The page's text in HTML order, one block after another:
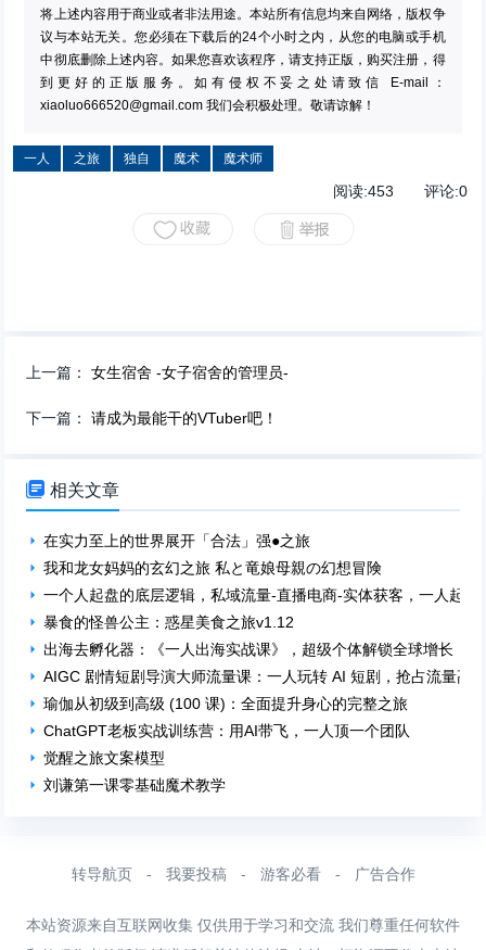
将上述内容用于商业或者非法用途。本站所有信息均来自网络，版权争
议与本站无关。您必须在下载后的24个小时之内，从您的电脑或手机
中彻底删除上述内容。如果您喜欢该程序，请支持正版，购买注册，得
到更好的正版服务。如有侵权不妥之处请致信 E-mail：
xiaoluo666520@gmail.com 我们会积极处理。敬请谅解！
一人 之旅 独自 魔术 魔术师
阅读:453 评论:0
上一篇：女生宿舍 -女子宿舍的管理员-
下一篇：请成为最能干的VTuber吧！
 相关文章
在实力至上的世界展开「合法」强●之旅
我和龙女妈妈的玄幻之旅 私と竜娘母親の幻想冒険
一个人起盘的底层逻辑，私域流量-直播电商-实体获客，一人起盘
暴食的怪兽公主：惑星美食之旅v1.12
出海去孵化器：《一人出海实战课》，超级个体解锁全球增长！
AIGC 剧情短剧导演大师流量课：一人玩转 AI 短剧，抢占流量高
瑜伽从初级到高级 (100 课)：全面提升身心的完整之旅
ChatGPT老板实战训练营：用AI带飞，一人顶一个团队
觉醒之旅文案模型
刘谦第一课零基础魔术教学
转导航页 - 我要投稿 - 游客必看 - 广告合作
本站资源来自互联网收集 仅供用于学习和交流 我们尊重任何软件